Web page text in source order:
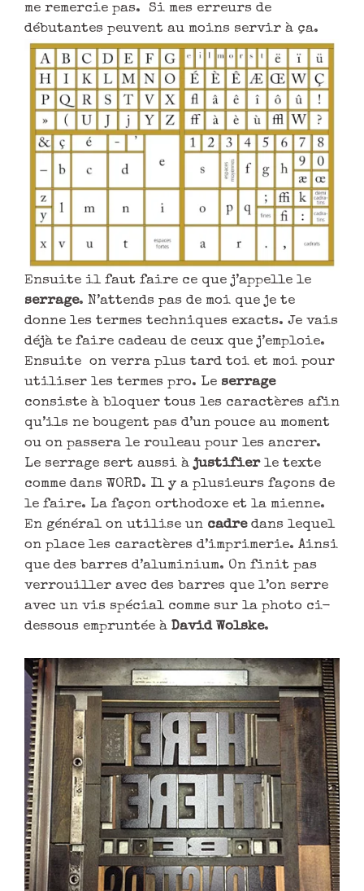
me remercie pas. Si mes erreurs de
débutantes peuvent au moins servir à ça.
Ensuite il faut faire ce que j’appelle le
serrage. N’attends pas de moi que je te
donne les termes techniques exacts. Je vais
déjà te faire cadeau de ceux que j’emploie.
Ensuite on verra plus tard toi et moi pour
utiliser les termes pro. Le serrage
consiste à bloquer tous les caractères afin
qu’ils ne bougent pas d’un pouce au moment
ou on passera le rouleau pour les ancrer.
Le serrage sert aussi àjustifierle texte
comme dans WORD. Il y a plusieurs façons de
le faire. La façon orthodoxe et la mienne.
En général on utilise un cadredans lequel
on place les caractères d’imprimerie. Ainsi
que des barres d’aluminium. On finit pas
verrouiller avec des barres que l’on serre
avec un vis spécial comme sur la photo ci-
dessous empruntée à David Wolske.